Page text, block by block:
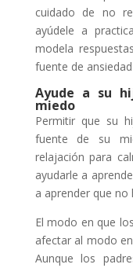
cuidado de no
ayúdele a
modela
fuente de
Ayude a su
miedo
Permitir que su
fuente de su
relajación para
ayudarle a
a aprender que no
El modo en que
afectar al modo
Aunque los